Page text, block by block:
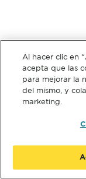
Al hacer clic en
acepta que las
para mejorar la
del mismo, y
marketing.